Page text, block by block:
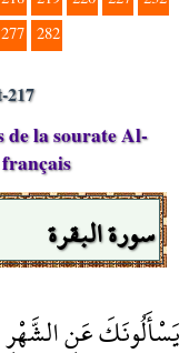
277 282
217
de la sourate Al-
سورة البقرة
يَسْأَلُونَكَ عَنِ الشَّهْرِ